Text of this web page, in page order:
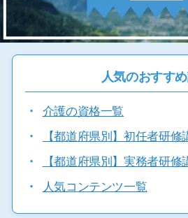
人気のおすす
・ 介護の資格一覧
・
【都道府県別】初任者研修
・
【都道府県別】実務者研修
・
人気コンテンツ一覧